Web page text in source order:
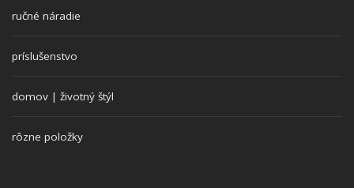
ručné náradie
príslušenstvo
domov | životný štýl
rôzne položky